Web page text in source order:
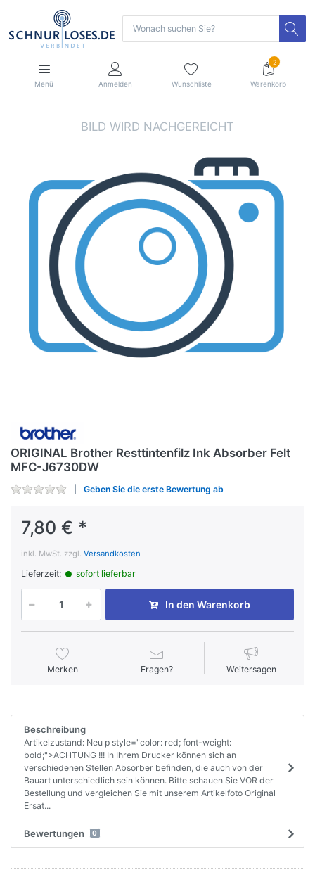
Menü Anmelden Wunschliste
2
Warenkorb
ORIGINAL Brother Resttintenfilz Ink Absorber Felt
MFC-J6730DW
Geben Sie die erste Bewertung ab
7,80 € *
inkl. MwSt. zzgl. Versandkosten
Lieferzeit: sofort lieferbar
In den Warenkorb
Merken Fragen? Weitersagen
Beschreibung
Artikelzustand: Neu p style="color: red; font-weight:
bold;">ACHTUNG !!! In Ihrem Drucker können sich an
verschiedenen Stellen Absorber befinden, die auch von der
Bauart unterschiedlich sein können. Bitte schauen Sie VOR der
Bestellung und vergleichen Sie mit unserem Artikelfoto Original
Ersat...
Bewertungen 0